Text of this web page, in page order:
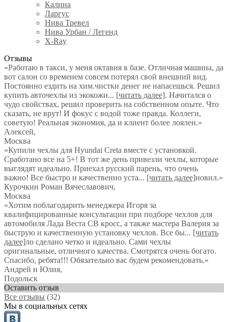
Калина
Ларгус
Нива Тревел
Нива Урбан / Легенд
X-Ray
Отзывы
«Работаю в такси, у меня октавия в базе. Отличная машина, да
вот салон со временем совсем потерял свой внешний вид.
Постоянно ездить на хим.чистки денег не напасешься. Решил
купить авточехлы из экокожи... [читать далее]. Начитался о
чудо свойствах, решил проверить на собственном опыте. Что
сказать, не врут! И фокус с водой тоже правда. Коллеги,
советую! Реальная экономия, да и клиент более лоялен.»
Алексей,
Москва
«Купили чехлы для Hyundai Creta вместе с установкой.
Сработано все на 5+! В тот же день привезли чехлы, которые
выглядят идеально. Приехал русский парень, что очень
важно! Все быстро и качественно уста... [читать далее]новил.»
Курочкин Роман Вячеславович,
Москва
«Хотим поблагодарить менеджера Игоря за
квалифицированные консультации при подборе чехлов для
автомобиля Лада Веста СВ кросс, а также мастера Валерия за
быструю и качественную установку чехлов. Все бы... [читать
далее]ло сделано четко и идеально. Сами чехлы
оригинальные, отличного качества. Смотрятся очень богато.
Спасибо, ребята!!! Обязательно вас будем рекомендовать.»
Андрей и Юлия,
Подольск
Оставить отзыв
Все отзывы (32)
Мы в социальных сетях